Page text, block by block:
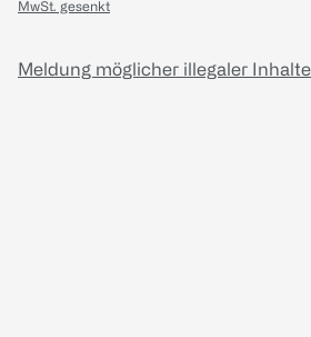
MwSt. gesenkt
Meldung möglicher illegaler Inhalte